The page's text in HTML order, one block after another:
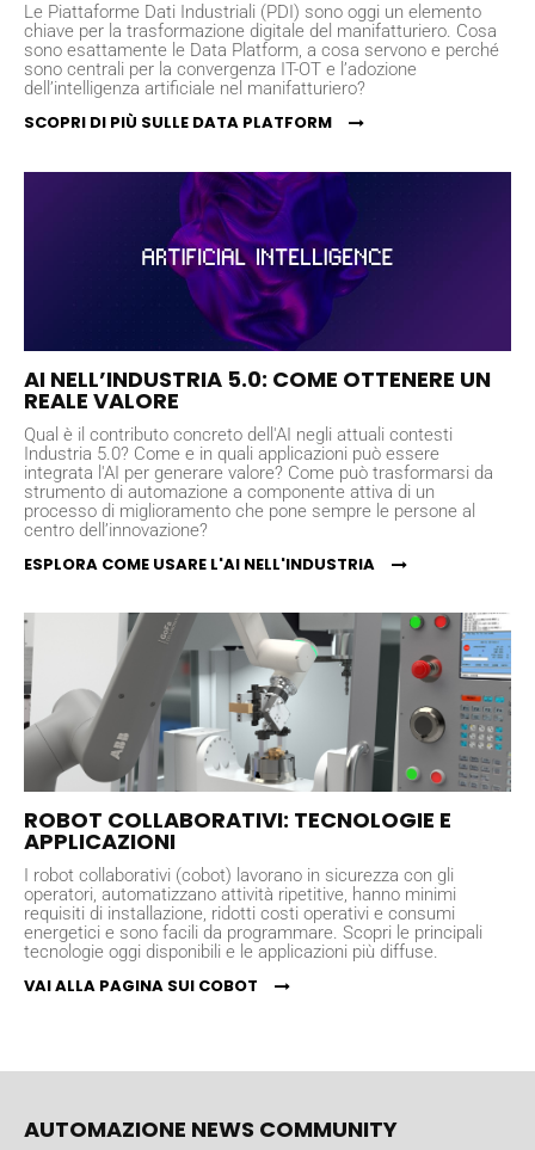
Le Piattaforme Dati Industriali (PDI) sono oggi un elemento
chiave per la trasformazione digitale del manifatturiero. Cosa
sono esattamente le Data Platform, a cosa servono e perché
sono centrali per la convergenza IT-OT e l’adozione
dell’intelligenza artificiale nel manifatturiero?
SCOPRI DI PIÙ SULLE DATA PLATFORM
AI NELL’INDUSTRIA 5.0: COME OTTENERE UN
REALE VALORE
Qual è il contributo concreto dell'AI negli attuali contesti
Industria 5.0? Come e in quali applicazioni può essere
integrata l'AI per generare valore? Come può trasformarsi da
strumento di automazione a componente attiva di un
processo di miglioramento che pone sempre le persone al
centro dell’innovazione?
ESPLORA COME USARE L'AI NELL'INDUSTRIA
ROBOT COLLABORATIVI: TECNOLOGIE E
APPLICAZIONI
I robot collaborativi (cobot) lavorano in sicurezza con gli
operatori, automatizzano attività ripetitive, hanno minimi
requisiti di installazione, ridotti costi operativi e consumi
energetici e sono facili da programmare. Scopri le principali
tecnologie oggi disponibili e le applicazioni più diffuse.
VAI ALLA PAGINA SUI COBOT
AUTOMAZIONE NEWS COMMUNITY